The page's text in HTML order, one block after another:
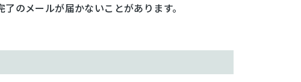
のメールが届かないことがあります。